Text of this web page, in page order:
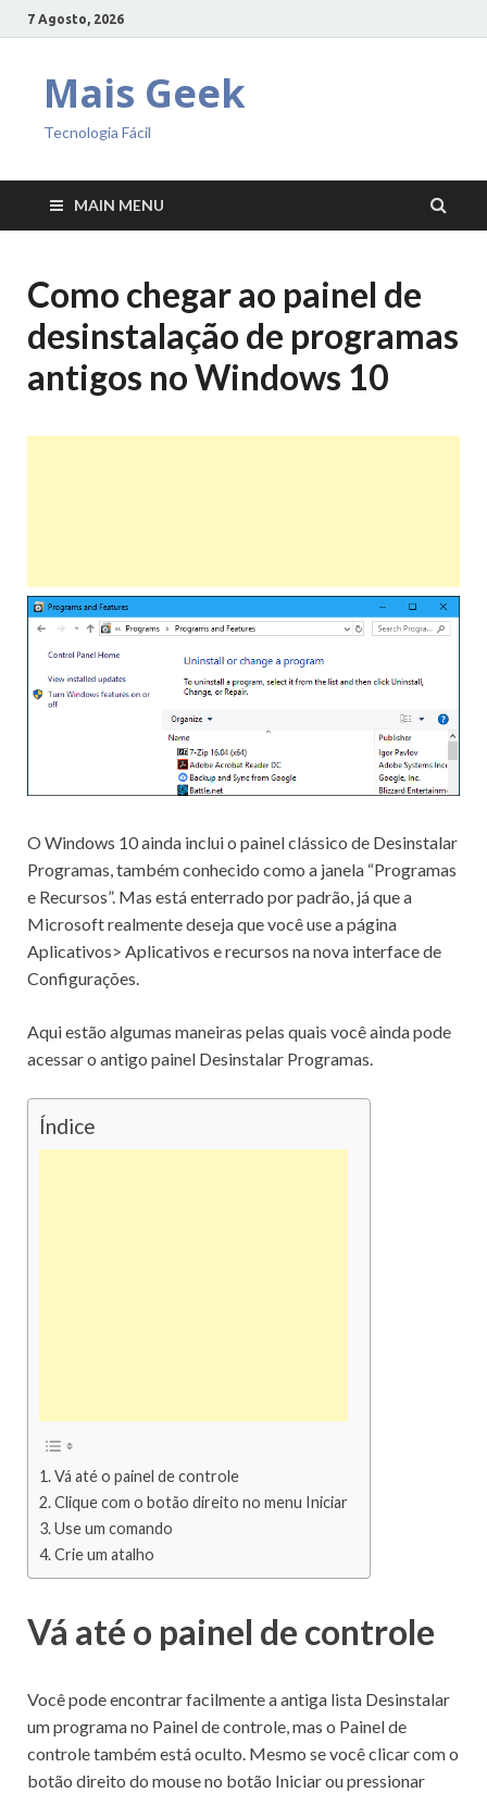
7 Agosto, 2026
Mais Geek
Tecnologia Fácil
MAIN MENU
Como chegar ao painel de
desinstalação de programas
antigos no Windows 10
O Windows 10 ainda inclui o painel clássico de Desinstalar
Programas, também conhecido como a janela “Programas
e Recursos”. Mas está enterrado por padrão, já que a
Microsoft realmente deseja que você use a página
Aplicativos> Aplicativos e recursos na nova interface de
Configurações.
Aqui estão algumas maneiras pelas quais você ainda pode
acessar o antigo painel Desinstalar Programas.
Índice
Vá até o painel de controle
Clique com o botão direito no menu Iniciar
Use um comando
Crie um atalho
Vá até o painel de controle
Você pode encontrar facilmente a antiga lista Desinstalar
um programa no Painel de controle, mas o Painel de
controle também está oculto. Mesmo se você clicar com o
botão direito do mouse no botão Iniciar ou pressionar